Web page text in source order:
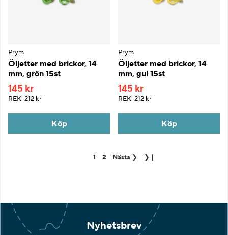
Prym
Öljetter med brickor, 14
mm, grön 15st
145 kr
REK. 212 kr
Köp
Prym
Öljetter med brickor, 14
mm, gul 15st
145 kr
REK. 212 kr
Köp
1 2 Nästa ❯ ❯❙
Nyhetsbrev